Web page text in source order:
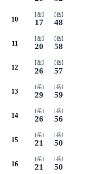
10
[岳]
17
[岳]
48
11
[岳]
20
[岳]
58
12
[岳]
26
[岳]
57
13
[岳]
29
[岳]
59
14
[岳]
26
[岳]
56
15
[岳]
21
[岳]
50
16
[岳]
21
[岳]
50